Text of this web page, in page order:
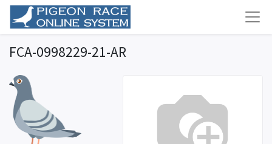
FCA-0998229-21-AR